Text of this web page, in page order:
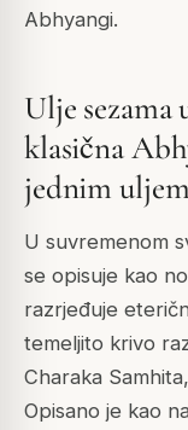
Abhyangi.
Ulje sezama
klasična
jednim uljem
U suvremenom
se opisuje kao
razrjeđuje
temeljito krivo
Charaka
Opisano je kao